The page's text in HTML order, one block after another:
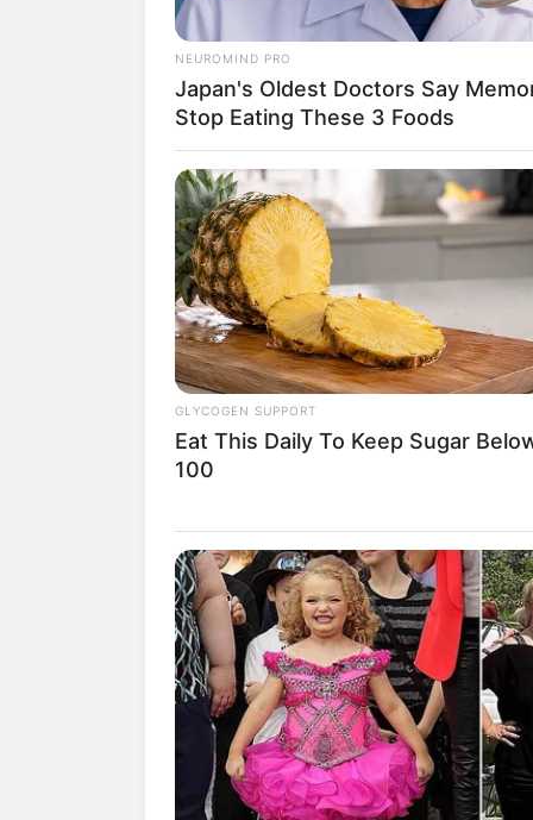
Saat semut datang menyerbu tempat
gigitannya.
Terlebih lagi, saat sudah dibersihkan
juga semakin banyak.
Solusinya adalah gunakan larutan cuka
larutan cuka putih dengan perbandingan
Tidak hanya mengusir, larutan ini juga
merah, maka tidak perlu menggunakan
NEUROMIND PRO
Japan's Oldest Doctors Say
Stop Eating These 3 Foods
GLYCOGEN SUPPORT
Eat This Daily To Keep Sugar
100